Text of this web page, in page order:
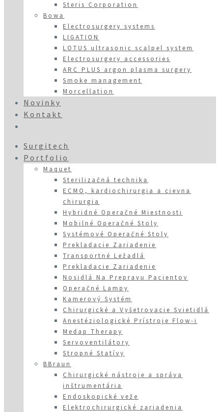
Steris Corporation
Bowa
Electrosurgery systems
LIGATION
LOTUS ultrasonic scalpel system
Electrosurgery accessories
ARC PLUS argon plasma surgery
Smoke management
Morcellation
Novinky
Kontakt
Surgitech
Portfolio
Maquet
Sterilizačná technika
ECMO, kardiochirurgia a cievna
chirurgia
Hybridné Operačné Miestnosti
Mobilné Operačné Stoly
Systémové Operačné Stoly
Prekladacie Zariadenie
Transportné Ležadlá
Prekladacie Zariadenie
Nosidlá Na Prepravu Pacientov
Operačné Lampy
Kamerový Systém
Chirurgické a Vyšetrovacie Svietidlá
Anestéziologické Prístroje Flow-i
Medap Therapy
Servoventilátory
Stropné Statívy
BBraun
Chirurgické nástroje a správa
inštrumentária
Endoskopické veže
Elektrochirurgické zariadenia